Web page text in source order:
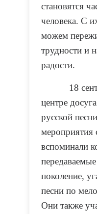
становятся
человека. С
можем
трудности и
радости.
18
центре
русской
мероприятия
вспоминали
поколение,
песни по
Они также